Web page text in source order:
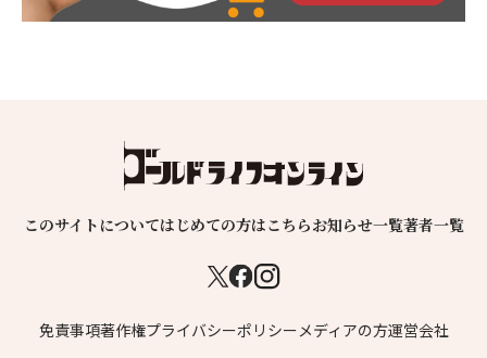
このサイトについてはじめての方はこちらお知らせ一覧著者一覧
免責事項著作権プライバシーポリシー メディアの方運営会社